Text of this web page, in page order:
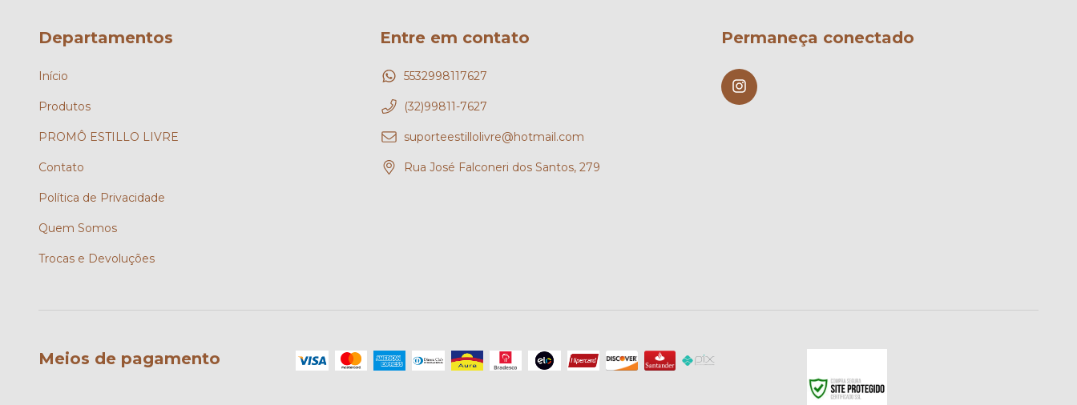
Departamentos
Início
Produtos
PROMÔ ESTILLO LIVRE
Contato
Política de Privacidade
Quem Somos
Trocas e Devoluções
Entre em contato
5532998117627
(32)99811-7627
suporteestillolivre@hotmail.com
Rua José Falconeri dos Santos, 279
Permaneça conectado
Meios de pagamento